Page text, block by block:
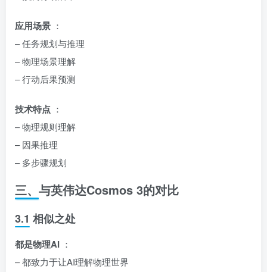
应用场景 ：
– 任务规划与推理
– 物理场景理解
– 行动后果预测
技术特点 ：
– 物理规则理解
– 因果推理
– 多步骤规划
三、与英伟达Cosmos 3的对比
3.1 相似之处
都是物理AI ：
– 都致力于让AI理解物理世界